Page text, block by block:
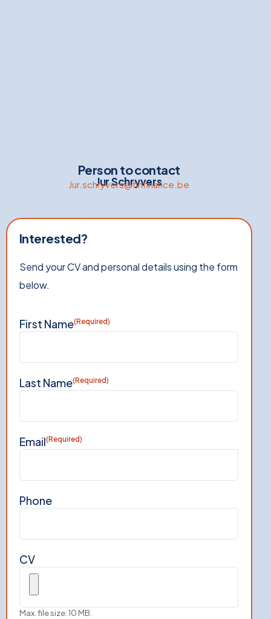
Person to contact
Jur Schryvers
Jur.schryvers@finfinance.be
Interested?
Send your CV and personal details using the form
below.
First Name(Required)
Last Name(Required)
Email(Required)
Phone
CV
Max. file size: 10 MB.